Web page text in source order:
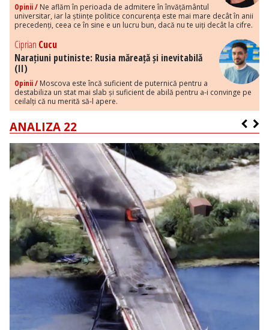
Opinii / Ne aflăm în perioada de admitere în învățământul
universitar, iar la științe politice concurența este mai mare decât în anii
precedenți, ceea ce în sine e un lucru bun, dacă nu te uiți decât la cifre.
Ciprian Cucu
Narațiuni putiniste: Rusia măreață și inevitabilă
(II)
Opinii / Moscova este încă suficient de puternică pentru a
destabiliza un stat mai slab și suficient de abilă pentru a-i convinge pe
ceilalți că nu merită să-l apere.
ANALIZA 22